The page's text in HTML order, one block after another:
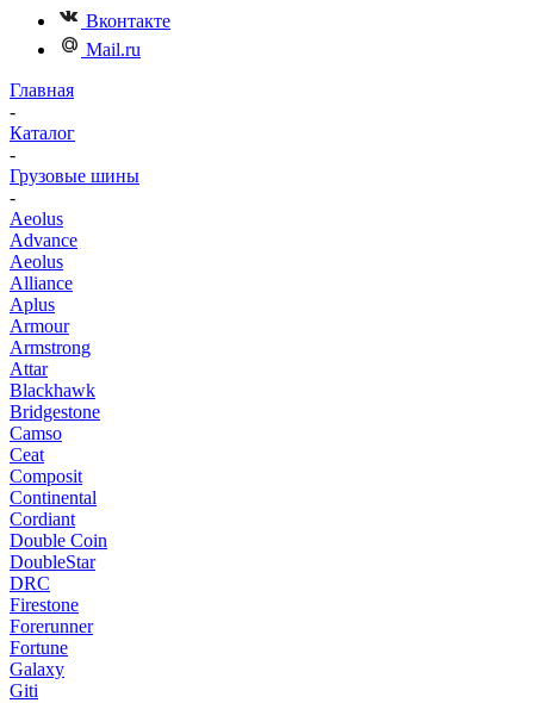
Вконтакте
Mail.ru
Главная
-
Каталог
-
Грузовые шины
-
Aeolus
Advance
Aeolus
Alliance
Aplus
Armour
Armstrong
Attar
Blackhawk
Bridgestone
Camso
Ceat
Composit
Continental
Cordiant
Double Coin
DoubleStar
DRC
Firestone
Forerunner
Fortune
Galaxy
Giti